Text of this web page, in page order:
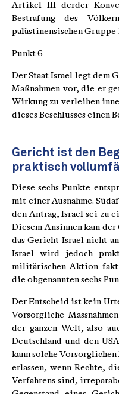
Artikel III derder
Bestrafung des
palästinensischen
Punkt 6
Der Staat Israel legt dem
Maßnahmen vor, die er
Wirkung zu verleihen
dieses Beschlusses einen
Gericht ist den
praktisch
Diese sechs Punkte
mit einer Ausnahme.
den Antrag, Israel sei zu
Diesem Ansinnen kam
das Gericht Israel nicht
Israel wird jedoch
militärischen Aktion
die obgenannten sechs
Der Entscheid ist kein
Vorsorgliche
der ganzen Welt, also
Deutschland und den
kann solche Vorsorglichen
erlassen, wenn Rechte,
Verfahrens sind,